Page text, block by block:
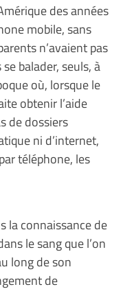
des années
mobile, sans
n’avaient pas
balader, seuls, à
où, lorsque le
obtenir l’aide
de dossiers
ni d’internet,
téléphone, les
la connaissance de
le sang que l’on
long de son
de